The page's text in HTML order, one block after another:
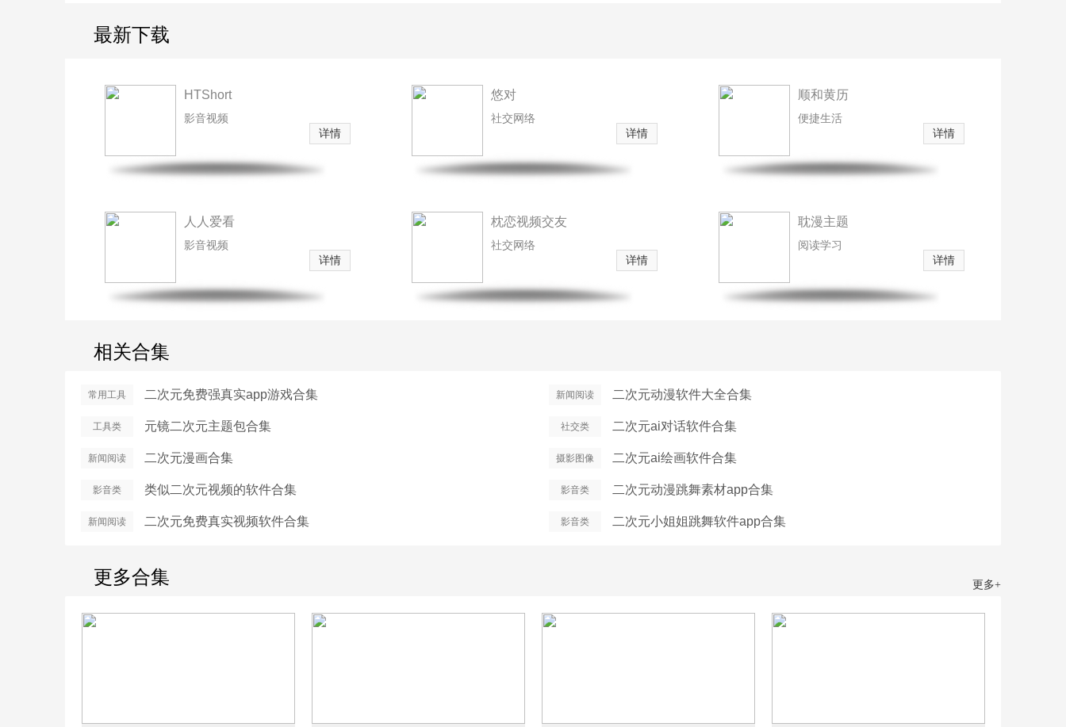
最新下载
HTShort
影音视频
详情
悠对
社交网络
详情
顺和黄历
便捷生活
详情
人人爱看
影音视频
详情
枕恋视频交友
社交网络
详情
耽漫主题
阅读学习
详情
相关合集
常用工具 二次元免费强真实app游戏合集 新闻阅读 二次元动漫软件大全合集
工具类 元镜二次元主题包合集 社交类 二次元ai对话软件合集
新闻阅读 二次元漫画合集 摄影图像 二次元ai绘画软件合集
影音类 类似二次元视频的软件合集 影音类 二次元动漫跳舞素材app合集
新闻阅读 二次元免费真实视频软件合集 影音类 二次元小姐姐跳舞软件app合集
更多合集 更多+